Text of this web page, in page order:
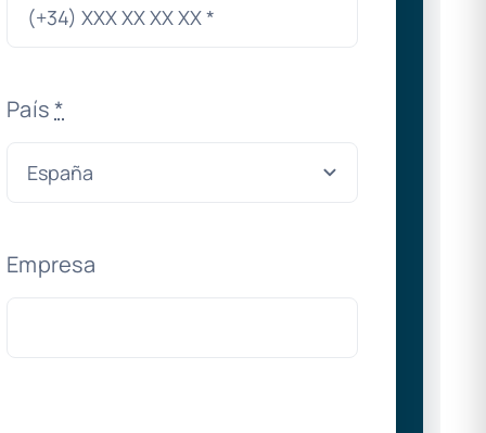
País*
Empresa